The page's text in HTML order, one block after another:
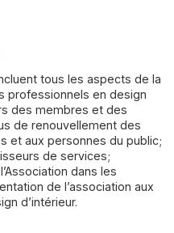
tous les aspects de la
professionnels en design
des membres et des
de renouvellement des
et aux personnes du public;
de services;
dans les
de l’association aux
d’intérieur.